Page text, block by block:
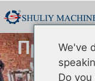
черной
We've
Do